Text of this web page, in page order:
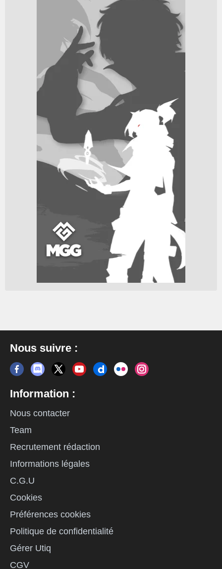
Nous suivre :
Information :
Nous contacter
Team
Recrutement rédaction
Informations légales
C.G.U
Cookies
Préférences cookies
Politique de confidentialité
Gérer Utiq
CGV